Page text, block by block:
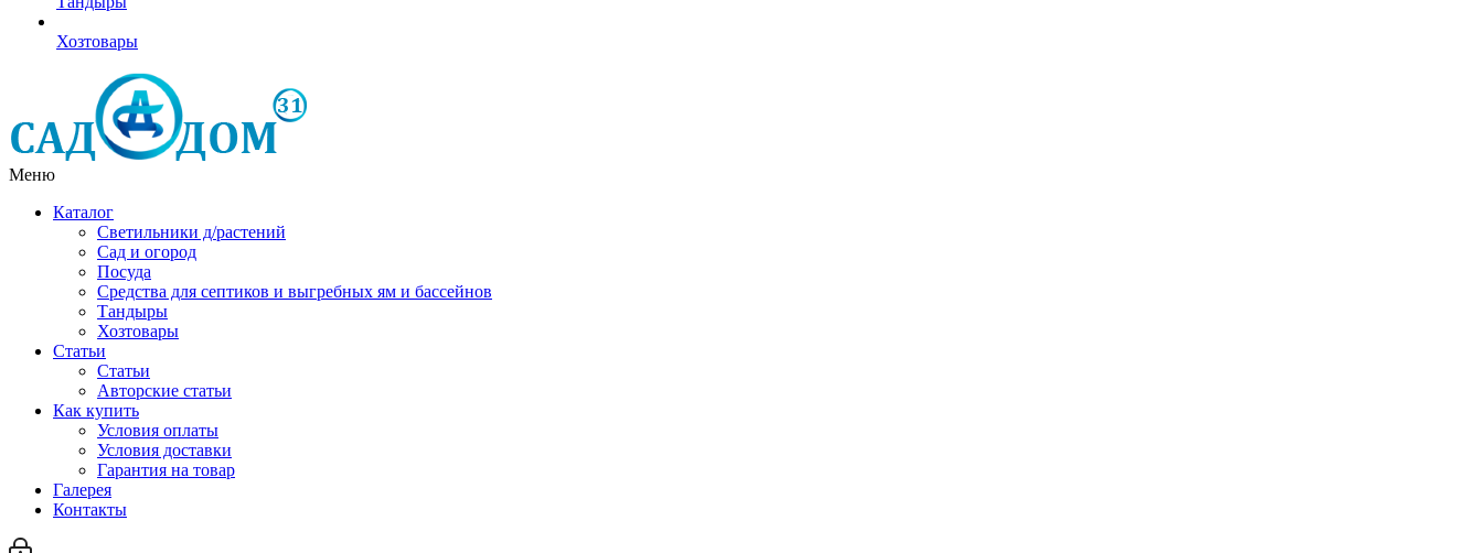
Хозтовары
Меню
Каталог
Светильники д/растений
Сад и огород
Посуда
Средства для септиков и выгребных ям и бассейнов
Тандыры
Хозтовары
Статьи
Статьи
Авторские статьи
Как купить
Условия оплаты
Условия доставки
Гарантия на товар
Галерея
Контакты